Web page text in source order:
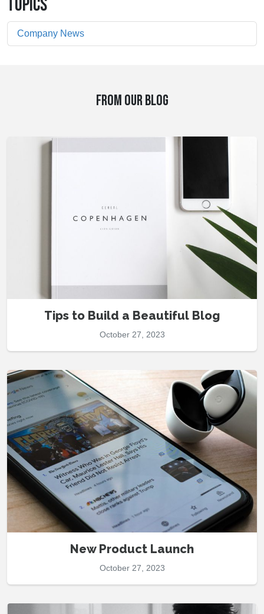
TOPICS
Company News
FROM OUR BLOG
Tips to Build a Beautiful Blog
October 27, 2023
New Product Launch
October 27, 2023